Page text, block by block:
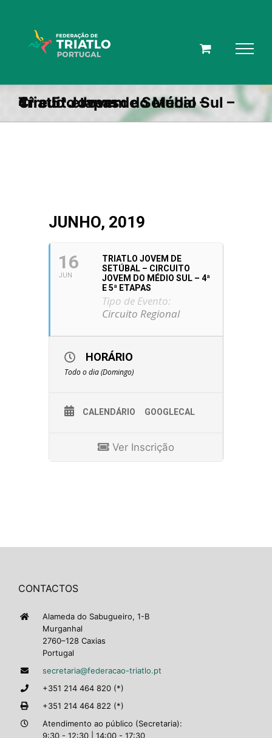
Triatlo Jovem de Setúbal – Circuito Jovem do Médio Sul – 4ª e 5ª etapas
JUNHO, 2019
16
JUN
TRIATLO JOVEM DE
SETÚBAL – CIRCUITO
JOVEM DO MÉDIO SUL – 4ª
E 5ª ETAPAS
Tipo de Evento:
Circuito Regional
HORÁRIO
Todo o dia (Domingo)
CALENDÁRIO GOOGLECAL
Ver Inscrição
CONTACTOS
Alameda do Sabugueiro, 1-B
Murganhal
2760–128 Caxias
Portugal
secretaria@federacao-triatlo.pt
+351 214 464 820 (*)
+351 214 464 822 (*)
Atendimento ao público (Secretaria):
9:30 - 12:30 | 14:00 - 17:30